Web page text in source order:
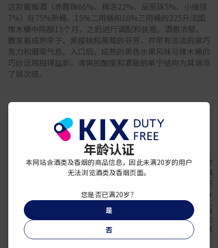
这款葡萄酒（赤霞珠66%、梅洛22%、品丽珠5%、小维铎
7%）在75%新桶、15%二用桶和10%三用桶的225升法国
橡木桶中陈酿15个月，之后进行调配和装瓶。酒香浓郁，
散发着成熟李子、黑樱桃和黑莓的芬芳，并带有淡淡的黑巧
克力和烟草气息。入口后，成熟的黑色水果风味与橡木桶的
巧妙运用相得益彰，清爽的酸度和紧致的单宁结构为其增添
了层次感。
你可能还喜欢
DF CEDERBERG FIVE
GENERATIONS
CHENIN BLANC 2024
¥ 8,500
CONSTANTIA
PINOTAGE 2023
750ml
格兰杰
Aureum 高
苏格
¥
年龄认证
本网站含酒类及香烟的商品信息，因此未满20岁的用户
无法浏览酒类及香烟页面。
您是否已满20岁？
是
否